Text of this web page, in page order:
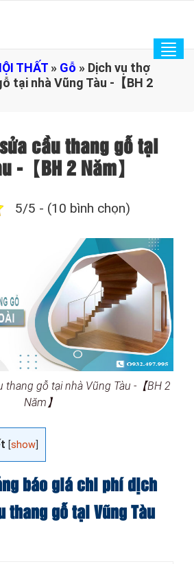
THẤT » Gỗ » Dịch vụ thợ
tại nhà Vũng Tàu -【BH 2
cầu thang gỗ tại
-【BH 2 Năm】
5/5 - (10 bình chọn)
thang gỗ tại nhà Vũng Tàu -【BH 2
Năm】
[show
báo giá chi phí dịch
thang gỗ tại Vũng Tàu